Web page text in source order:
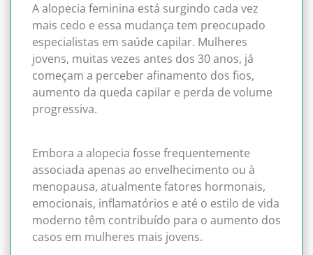
A alopecia feminina está surgindo cada vez
mais cedo e essa mudança tem preocupado
especialistas em saúde capilar. Mulheres
jovens, muitas vezes antes dos 30 anos, já
começam a perceber afinamento dos fios,
aumento da queda capilar e perda de volume
progressiva.
Embora a alopecia fosse frequentemente
associada apenas ao envelhecimento ou à
menopausa, atualmente fatores hormonais,
emocionais, inflamatórios e até o estilo de vida
moderno têm contribuído para o aumento dos
casos em mulheres mais jovens.